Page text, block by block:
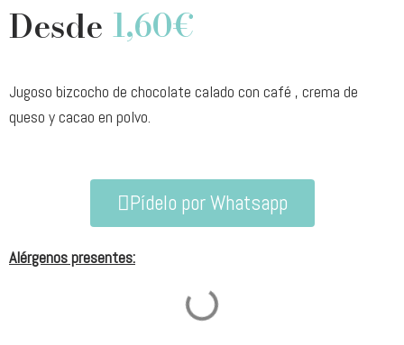
Desde 1,60€
Jugoso bizcocho de chocolate calado con café , crema de
queso y cacao en polvo.
Pídelo por Whatsapp
Alérgenos presentes: